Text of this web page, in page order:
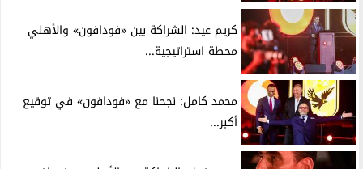
كريم عيد: الشراكة بين «فودافون» والأهلي
محطة استراتيجية...
محمد كامل: نجحنا مع «فودافون» في توقيع
أكبر...